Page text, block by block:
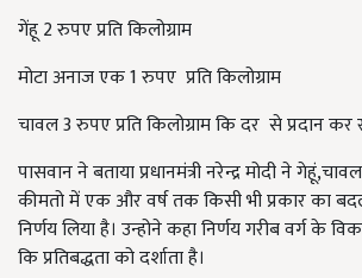
गेंहू 2 रुपए प्रति किलोग्राम
मोटा अनाज एक 1 रुपए प्रति किलोग्राम
चावल 3 रुपए प्रति किलोग्राम कि दर से प्रदान कर
पासवान ने बताया प्रधानमंत्री नरेन्द्र मोदी ने
कीमतो में एक और वर्ष तक किसी भी प्रकार का
निर्णय लिया है। उन्होने कहा निर्णय गरीब वर्ग के
कि प्रतिबद्धता को दर्शाता है।